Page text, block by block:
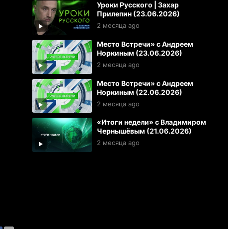
Уроки Русского | Захар
Прилепин (23.06.2026)
2 месяца ago
Место Встречи» с Андреем
Норкиным (23.06.2026)
2 месяца ago
Место Встречи» с Андреем
Норкиным (22.06.2026)
2 месяца ago
«Итоги недели» с Владимиром
Чернышёвым (21.06.2026)
2 месяца ago